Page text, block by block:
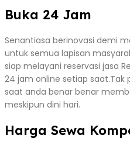
Buka 24 Jam
Senantiasa berinovasi demi
untuk semua lapisan
siap melayani reservasi jasa
24 jam online setiap
saat anda benar benar
meskipun dini hari.
Harga Sewa